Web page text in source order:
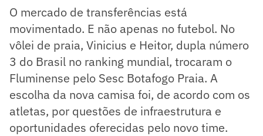
O mercado de transferências está
movimentado. E não apenas no futebol. No
vôlei de praia, Vinicius e Heitor, dupla número
3 do Brasil no ranking mundial, trocaram o
Fluminense pelo Sesc Botafogo Praia. A
escolha da nova camisa foi, de acordo com os
atletas, por questões de infraestrutura e
oportunidades oferecidas pelo novo time.